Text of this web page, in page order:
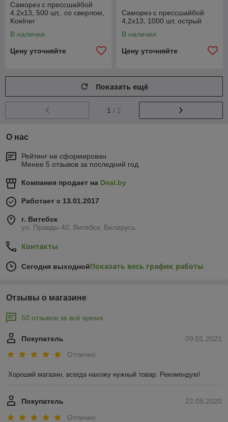
Саморез с прессшайбой
4.2х13, 500 шт,. со сверлом,
Koelner
В наличии
Цену уточняйте
Саморез с прессшайбой
4,2х13, 1000 шт, острый
В наличии
Цену уточняйте
Показать ещё
1 / 2
О нас
Рейтинг не сформирован
Менее 5 отзывов за последний год
Компания продает на Deal.by
Работает с 13.01.2017
г. Витебск
ул. Правды 40, Витебск, Беларусь
Контакты
Сегодня выходнойПоказать весь график работы
Отзывы о магазине
50 отзывов за всё время
09.01.2021
Покупатель
Отлично
Хороший магазин, всегда нахожу нужный товар. Рекомендую!
22.09.2020
Покупатель
Отлично